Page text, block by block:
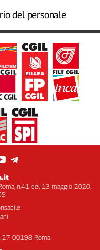
del personale
n.41 del 13 maggio 2020.
27 00198 Roma